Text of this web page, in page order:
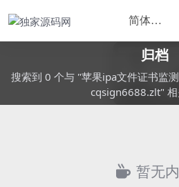
归档
搜索到 0 个与 "苹果ipa文件证书监
cqsign6688.zlt"
暂无